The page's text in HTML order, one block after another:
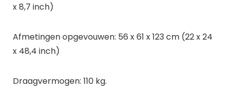
x 8,7 inch)
Afmetingen opgevouwen: 56 x 61 x 123 cm (22 x 24
x 48,4 inch)
Draagvermogen: 110 kg.